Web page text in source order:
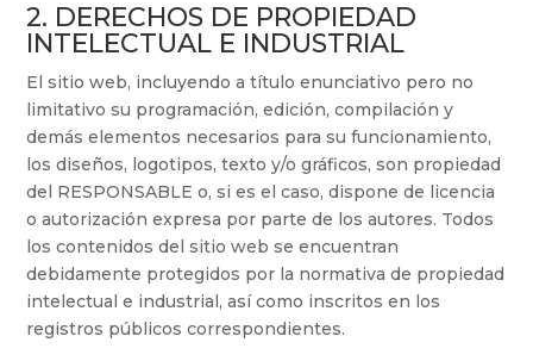
2. DERECHOS DE PROPIEDAD
INTELECTUAL E INDUSTRIAL
El sitio web, incluyendo a título enunciativo pero no
limitativo su programación, edición, compilación y
demás elementos necesarios para su funcionamiento,
los diseños, logotipos, texto y/o gráficos, son propiedad
del RESPONSABLE o, si es el caso, dispone de licencia
o autorización expresa por parte de los autores. Todos
los contenidos del sitio web se encuentran
debidamente protegidos por la normativa de propiedad
intelectual e industrial, así como inscritos en los
registros públicos correspondientes.